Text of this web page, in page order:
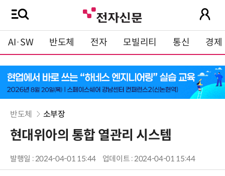
AI·SW 반도체 전자 모빌리티 통신 경제
반도체 소부장
현대위아의 통합 열관리 시스템
발행일 : 2024-04-01 15:44 업데이트 : 2024-04-01 15:44